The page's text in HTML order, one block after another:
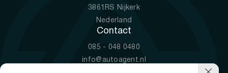
3861RS Nijkerk
Nederland
Contact
085 - 048 0480
info@autoagent.nl